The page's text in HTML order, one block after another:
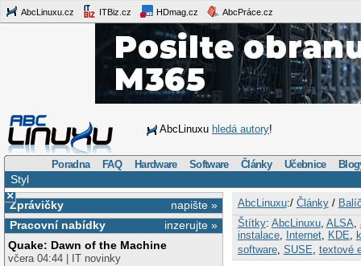
AbcLinuxu.cz ITBiz.cz HDmag.cz AbcPráce.cz
AbcLinuxu hledá autory!
Poradna FAQ Hardware Software Články Učebnice
Styl
×
napište »
Zprávičky
inzerujte »
Pracovní nabídky
Quake: Dawn of the Machine
včera 04:44 | IT novinky
AbcLinuxu:/ Články/
Štítky: AbcLinuxu, ALSA
instalace, Internet, KDE
software, SUSE textové